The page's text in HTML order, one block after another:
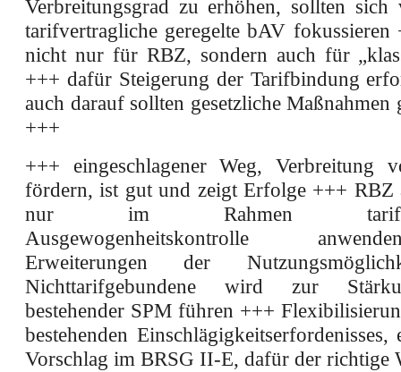
Verbreitungsgrad zu erhöhen, sollten sich
tarifvertragliche geregelte bAV
nicht nur für RBZ, sondern auch für
+++ dafür Steigerung der Tarifbindung
auch darauf sollten gesetzliche Maßnahmen
+++
+++ eingeschlagener Weg, Verbreitung
fördern, ist gut und zeigt Erfolge +++ RBZ
nur im Rahmen
Ausgewogenheitskontrolle
Erweiterungen der
Nichttarifgebundene wird zur
bestehender SPM führen +++
bestehenden Einschlägigkeitserfordenisses,
Vorschlag im BRSG II-E, dafür der richtige